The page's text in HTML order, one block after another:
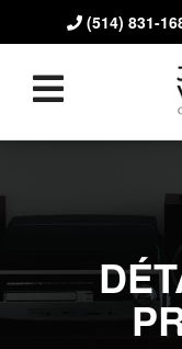
(514) 831-